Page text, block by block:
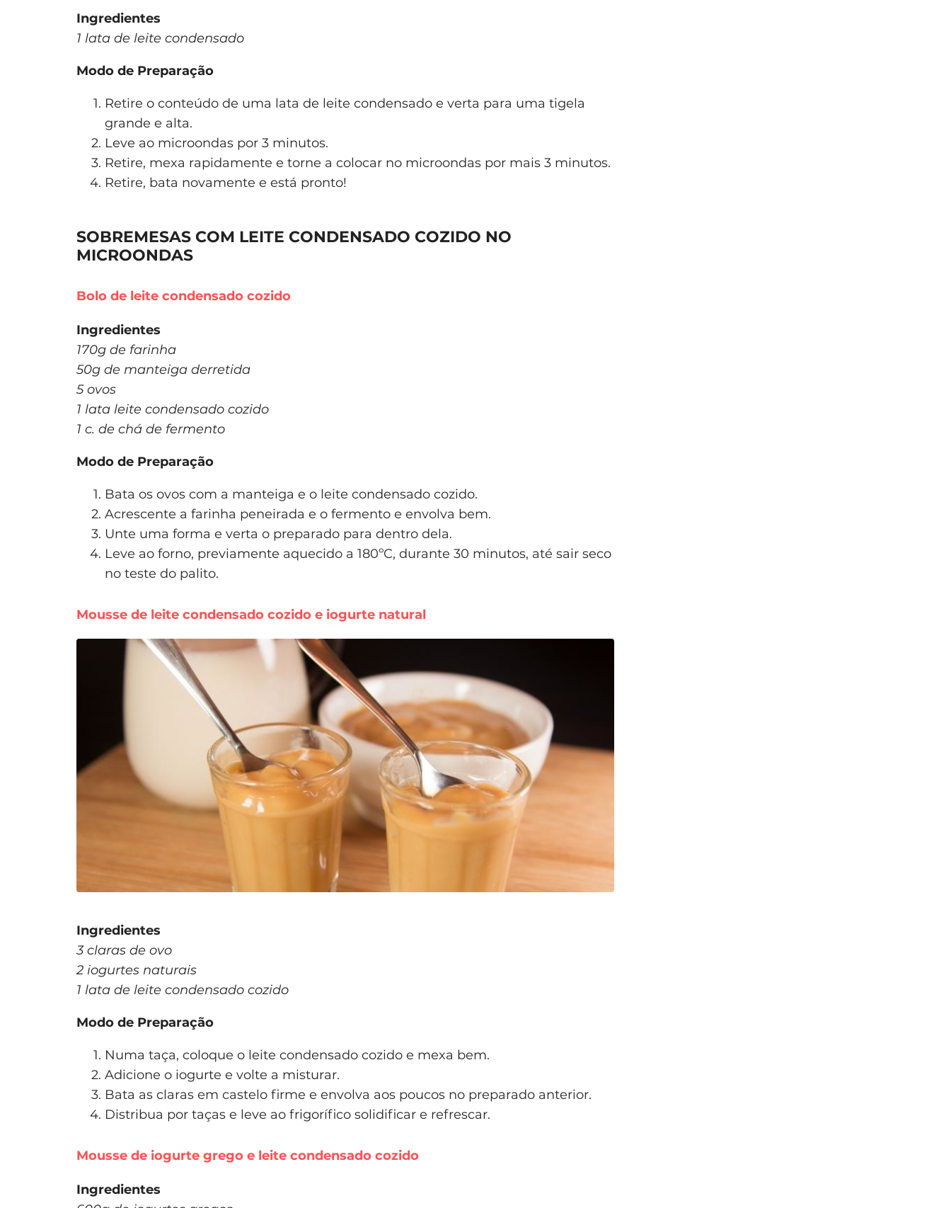
Ingredientes
1 lata de leite condensado
Modo de Preparação
Retire o conteúdo de uma lata de leite condensado e verta para uma tigela
grande e alta.
Leve ao microondas por 3 minutos.
Retire, mexa rapidamente e torne a colocar no microondas por mais 3 minutos.
Retire, bata novamente e está pronto!
SOBREMESAS COM LEITE CONDENSADO COZIDO NO
MICROONDAS
Bolo de leite condensado cozido
Ingredientes
170g de farinha
50g de manteiga derretida
5 ovos
1 lata leite condensado cozido
1 c. de chá de fermento
Modo de Preparação
Bata os ovos com a manteiga e o leite condensado cozido.
Acrescente a farinha peneirada e o fermento e envolva bem.
Unte uma forma e verta o preparado para dentro dela.
Leve ao forno, previamente aquecido a 180ºC, durante 30 minutos, até sair seco
no teste do palito.
Mousse de leite condensado cozido e iogurte natural
Ingredientes
3 claras de ovo
2 iogurtes naturais
1 lata de leite condensado cozido
Modo de Preparação
Numa taça, coloque o leite condensado cozido e mexa bem.
Adicione o iogurte e volte a misturar.
Bata as claras em castelo firme e envolva aos poucos no preparado anterior.
Distribua por taças e leve ao frigorífico solidificar e refrescar.
Mousse de iogurte grego e leite condensado cozido
Ingredientes